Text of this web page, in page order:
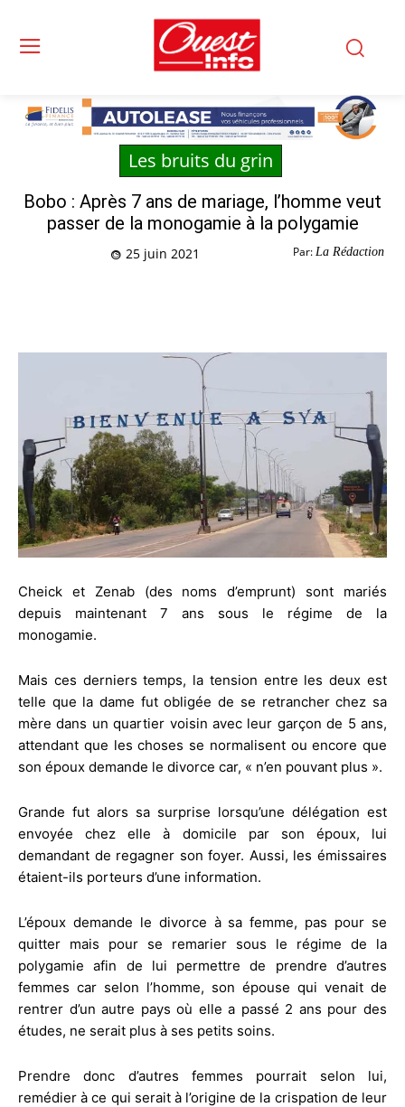
Les bruits du grin
Bobo : Après 7 ans de mariage, l’homme veut
passer de la monogamie à la polygamie
Par: La Rédaction
25 juin 2021
Cheick et Zenab (des noms d’emprunt) sont mariés
depuis maintenant 7 ans sous le régime de la
monogamie.
Mais ces derniers temps, la tension entre les deux est
telle que la dame fut obligée de se retrancher chez sa
mère dans un quartier voisin avec leur garçon de 5 ans,
attendant que les choses se normalisent ou encore que
son époux demande le divorce car, « n’en pouvant plus ».
Grande fut alors sa surprise lorsqu’une délégation est
envoyée chez elle à domicile par son époux, lui
demandant de regagner son foyer. Aussi, les émissaires
étaient-ils porteurs d’une information.
L’époux demande le divorce à sa femme, pas pour se
quitter mais pour se remarier sous le régime de la
polygamie afin de lui permettre de prendre d’autres
femmes car selon l’homme, son épouse qui venait de
rentrer d’un autre pays où elle a passé 2 ans pour des
études, ne serait plus à ses petits soins.
Prendre donc d’autres femmes pourrait selon lui,
remédier à ce qui serait à l’origine de la crispation de leur